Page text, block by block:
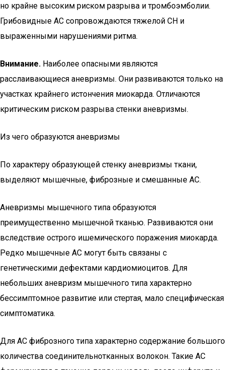
но крайне высоким риском разрыва и тромбоэмболии.
Грибовидные АС сопровождаются тяжелой СН и
выраженными нарушениями ритма.
Внимание. Наиболее опасными являются
расслаивающиеся аневризмы. Они развиваются только на
участках крайнего истончения миокарда. Отличаются
критическим риском разрыва стенки аневризмы.
Из чего образуются аневризмы
По характеру образующей стенку аневризмы ткани,
выделяют мышечные, фиброзные и смешанные АС.
Аневризмы мышечного типа образуются
преимущественно мышечной тканью. Развиваются они
вследствие острого ишемического поражения миокарда.
Редко мышечные АС могут быть связаны с
генетическими дефектами кардиомиоцитов. Для
небольших аневризм мышечного типа характерно
бессимптомное развитие или стертая, мало специфическая
симптоматика.
Для АС фиброзного типа характерно содержание большого
количества соединительнотканных волокон. Такие АС